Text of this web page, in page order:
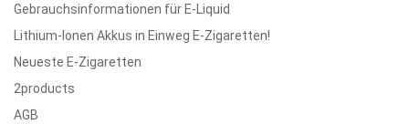
Gebrauchsinformationen für E-Liquid
Lithium-Ionen Akkus in Einweg E-Zigaretten!
Neueste E-Zigaretten
2products
AGB